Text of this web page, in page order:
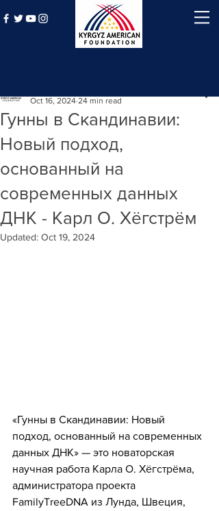
Гунны в Скандинавии:
Новый подход,
основанный на
современных данных
ДНК - Карл О. Хёгстрём
Oct 16, 2024 24 min read
Updated: Oct 19, 2024
«Гунны в Скандинавии: Новый
подход, основанный на современных
данных ДНК» — это новаторская
научная работа Карла О. Хёгстрёма,
администратора проекта
FamilyTreeDNA из Лунда, Швеция,